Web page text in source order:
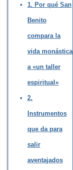
1. Por qué San
Benito
compara la
vida monástica
a «un taller
espiritual»
2.
Instrumentos
que da para
salir
aventajados